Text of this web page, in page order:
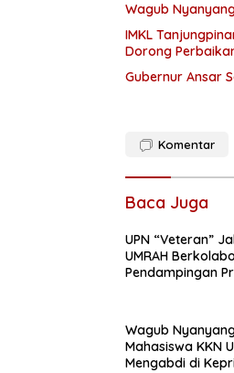
Wagub
IMKL
Dorong
Gubernur Ansar
Komentar
Baca Juga
UPN “Veteran”
UMRAH
Pendampingan
Gonggong di
Wagub
Mahasiswa KKN
Mengabdi di